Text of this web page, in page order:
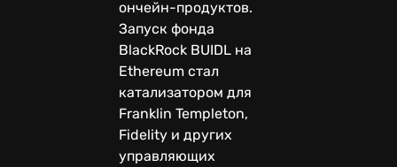
ончейн-продуктов.
Запуск фонда
BlackRock BUIDL на
Ethereum стал
катализатором для
Franklin Templeton,
Fidelity и других
управляющих